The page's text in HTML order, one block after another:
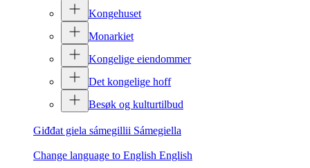
Kongehuset
Monarkiet
Kongelige eiendommer
Det kongelige hoff
Besøk og kulturtilbud
Giđđat giela sámegillii Sámegiella
Change language to English English